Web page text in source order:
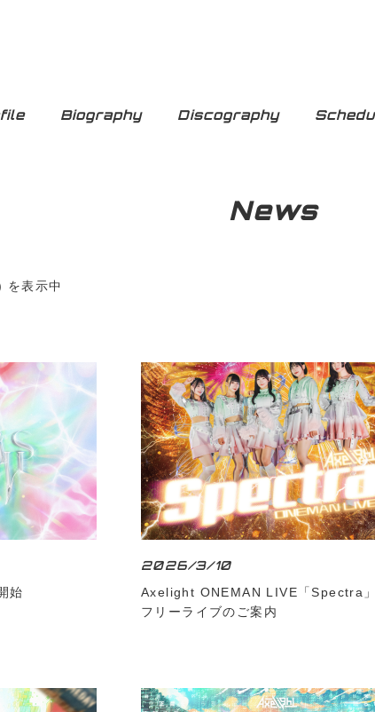
Biography Discography
News
表示中
始
2026/3/10
Axelight ONEMAN LIVE「Spectra
フリーライブのご案内